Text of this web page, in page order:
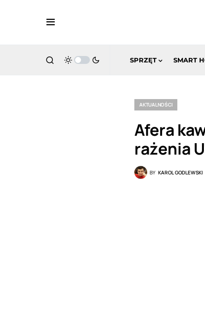
SPRZĘT SMART
AKTUALNOŚCI
Afera
rażenia
BY KAROL GODLEWSKI